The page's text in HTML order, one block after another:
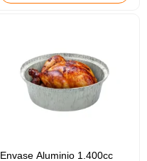
Envase Aluminio 1.400cc